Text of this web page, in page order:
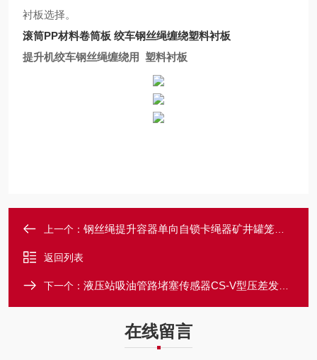
衬板选择。
滚筒PP材料卷筒板 绞车钢丝绳缠绕塑料衬板
提升机绞车钢丝绳缠绕用 塑料衬板
上一个： 钢丝绳提升容器单向自锁卡绳器矿井罐笼配件
返回列表
下一个： 液压站吸油管路堵塞传感器CS-V型压差发讯器
在线留言